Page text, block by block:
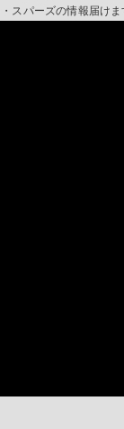
スパーズの情報届けま